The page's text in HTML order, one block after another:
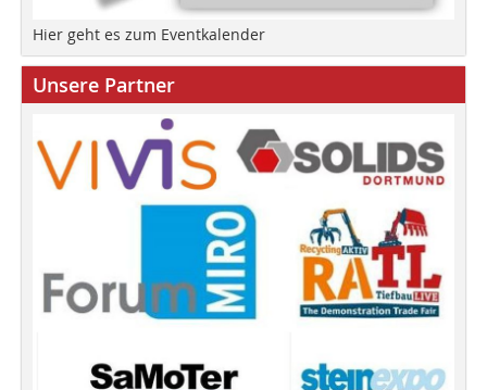
Hier geht es zum Eventkalender
Unsere Partner